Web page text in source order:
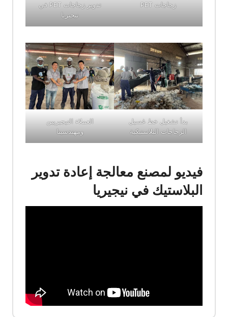
زجاجات PET
تدوير زجاجات PET في
نيجيريا
بدأ تشغيل خط غسيل
الزجاجات البلاستيكية
العملاء النيجيريين
ومهندسينا
فيديو لمصنع معالجة إعادة تدوير
البلاستيك في نيجيريا